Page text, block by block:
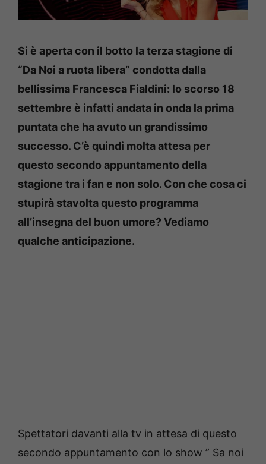
Si è aperta con il botto la terza stagione di
“Da Noi a ruota libera” condotta dalla
bellissima Francesca Fialdini: lo scorso 18
settembre è infatti andata in onda la prima
puntata che ha avuto un grandissimo
successo. C’è quindi molta attesa per
questo secondo appuntamento della
stagione tra i fan e non solo. Con che cosa ci
stupirà stavolta questo programma
all’insegna del buon umore? Vediamo
qualche anticipazione.
Spettatori davanti alla tv in attesa di questo
secondo appuntamento con lo show ” Sa noi